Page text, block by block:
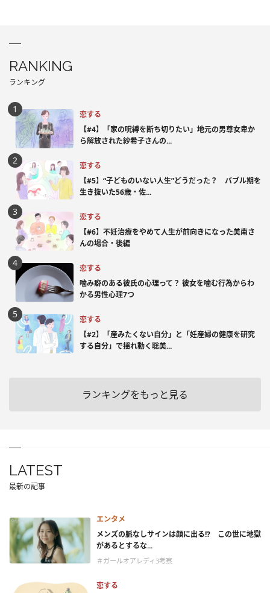
RANKING
ランキング
恋する
【#4】「家の呪縛を断ち切りたい」地元の男尊女卑か
ら解放された紗希子さんの...
恋する
【#5】“子どものいない人生”どうだった？ バブル期を
生き抜いた56歳・佐...
恋する
【#6】不妊治療をやめて人生が前向きになった美南さ
んの場合・後編
恋する
噛み癖のある彼氏の心理って？ 彼女を噛む行為からわ
かる男性心理7つ
恋する
【#2】「産みたくない自分」と「妊産婦の健康を研究
する自分」で揺れ動く聡美...
ランキングをもっと見る
LATEST
最新の記事
エンタメ
メンズの脈なしサインは顔に出る!? この世に地獄
があるとするな...
＃ガールオアレディ3考察
恋する